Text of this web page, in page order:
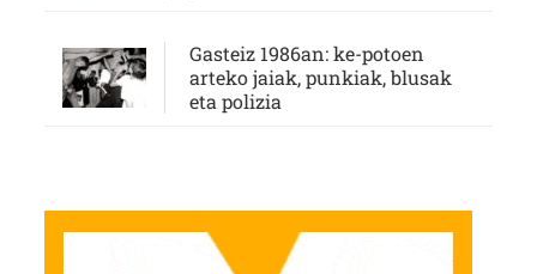
Gasteiz 1986an: ke-potoen
arteko jaiak, punkiak, blusak
eta polizia